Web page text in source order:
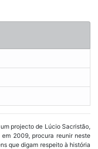
projecto de Lúcio Sacristão,
2009, procura reunir neste
que digam respeito à história